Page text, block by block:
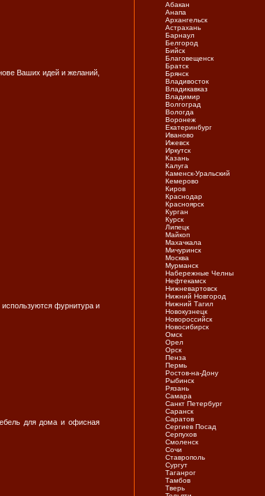
Ваших идей и желаний,
фурнитура и
для дома и офисная
Абакан
Анапа
Архангельск
Астрахань
Барнаул
Белгород
Бийск
Благовещенск
Братск
Брянск
Владивосток
Владикавказ
Владимир
Волгоград
Вологда
Воронеж
Екатеринбург
Иваново
Ижевск
Иркутск
Казань
Калуга
Каменск-Уральский
Кемерово
Киров
Краснодар
Красноярск
Курган
Курск
Липецк
Майкоп
Махачкала
Мичуринск
Москва
Мурманск
Набережные Челны
Нефтекамск
Нижневартовск
Нижний Новгород
Нижний Тагил
Новокузнецк
Новороссийск
Новосибирск
Омск
Орел
Орск
Пенза
Пермь
Ростов-на-Дону
Рыбинск
Рязань
Самара
Санкт Петербург
Саранск
Саратов
Сергиев Посад
Серпухов
Смоленск
Сочи
Ставрополь
Сургут
Таганрог
Тамбов
Тверь